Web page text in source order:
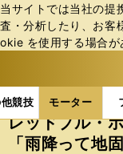
当サイトでは当社の提
査・分析したり、お客
okie を使⽤する場合が
競技 モーター
b
ス
ポ
ル
モーターの記
レッドブル・
「雨降って地